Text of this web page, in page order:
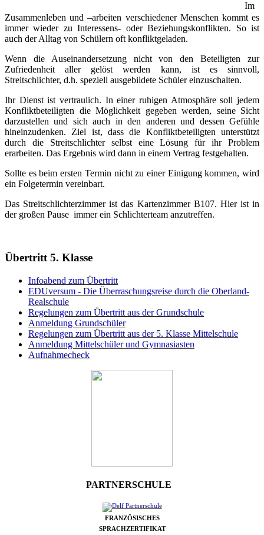
Im
Zusammenleben und –arbeiten verschiedener Menschen kommt es
immer wieder zu Interessens- oder Beziehungskonflikten. So ist
auch der Alltag von Schülern oft konfliktgeladen.
Wenn die Auseinandersetzung nicht von den Beteiligten zur
Zufriedenheit aller gelöst werden kann, ist es sinnvoll,
Streitschlichter, d.h. speziell ausgebildete Schüler einzuschalten.
Ihr Dienst ist vertraulich. In einer ruhigen Atmosphäre soll jedem
Konfliktbeteiligten die Möglichkeit gegeben werden, seine Sicht
darzustellen und sich auch in den anderen und dessen Gefühle
hineinzudenken. Ziel ist, dass die Konfliktbeteiligten unterstützt
durch die Streitschlichter selbst eine Lösung für ihr Problem
erarbeiten. Das Ergebnis wird dann in einem Vertrag festgehalten.
Sollte es beim ersten Termin nicht zu einer Einigung kommen, wird
ein Folgetermin vereinbart.
Das Streitschlichterzimmer ist das Kartenzimmer B107. Hier ist in
der großen Pause immer ein Schlichterteam anzutreffen.
Übertritt 5. Klasse
Infoabend zum Übertritt
EDUversum - Die Überraschungsreise durch die Oberland-
Realschule
Regelungen zum Übertritt aus der Grundschule
Anmeldung Grundschüler
Regelungen zum Übertritt aus der 5. Klasse Mittelschule
Anmeldung Mittelschüler und Gymnasiasten
Aufnahmecheck
PARTNERSCHULE
FRANZÖSISCHES
SPRACHZERTIFIKAT